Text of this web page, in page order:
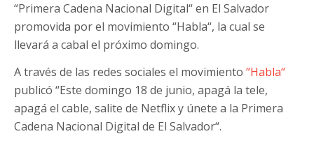
“Primera Cadena Nacional Digital“ en El Salvador
promovida por el movimiento “Habla“, la cual se
llevará a cabal el próximo domingo.
A través de las redes sociales el movimiento “Habla“
publicó “Este domingo 18 de junio, apagá la tele,
apagá el cable, salite de Netflix y únete a la Primera
Cadena Nacional Digital de El Salvador“.